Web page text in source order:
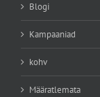
Blogi
Kampaaniad
kohv
Määratlemata